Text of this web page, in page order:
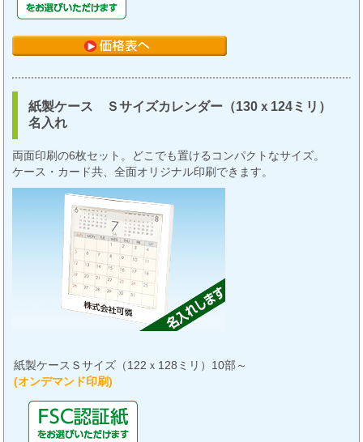
紙製ケース Ｓサイズカレンダー（130ｘ124ミリ）
名入れ
両面印刷の6枚セット。どこでも置けるコンパクトなサイズ。
ケース・カード共、全面オリジナル印刷できます。
紙製ケースＳサイズ（122ｘ128ミリ）10部～
(オンデマンド印刷)